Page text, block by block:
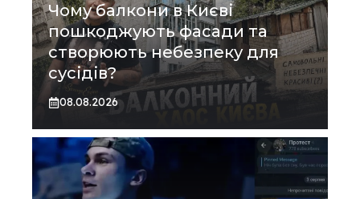
Чому балкони в Києві
пошкоджують фасади та
створюють небезпеку для
сусідів?
08.08.2026